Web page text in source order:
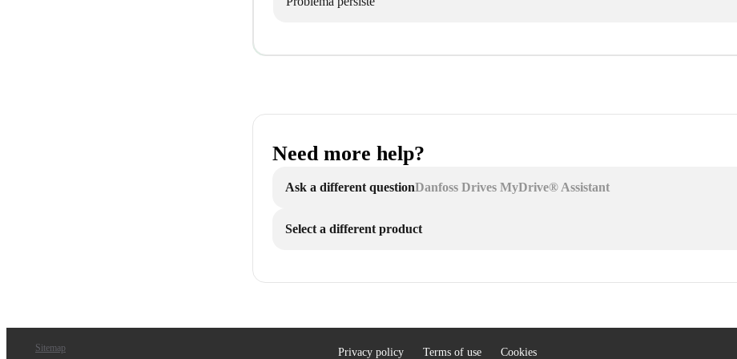
Need more help?
Ask a different questionDanfoss Drives MyDrive® Assistant
Select a different product
Sitemap Privacy policy Terms of use Cookies